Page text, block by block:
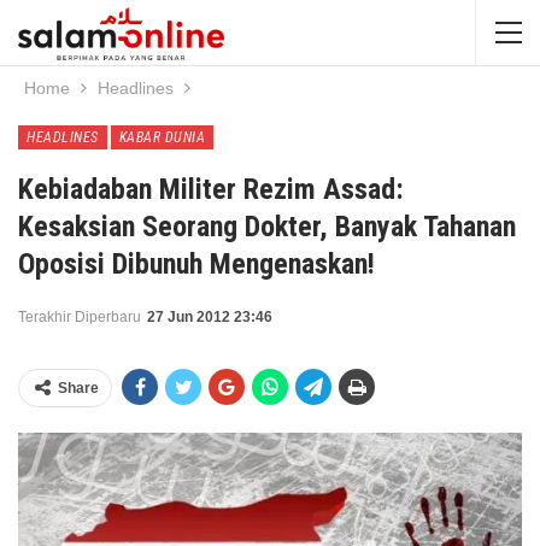
Home Headlines
HEADLINES KABAR DUNIA
Kebiadaban Militer Rezim Assad:
Kesaksian Seorang Dokter, Banyak Tahanan
Oposisi Dibunuh Mengenaskan!
Terakhir Diperbaru 27 Jun 2012 23:46
Share